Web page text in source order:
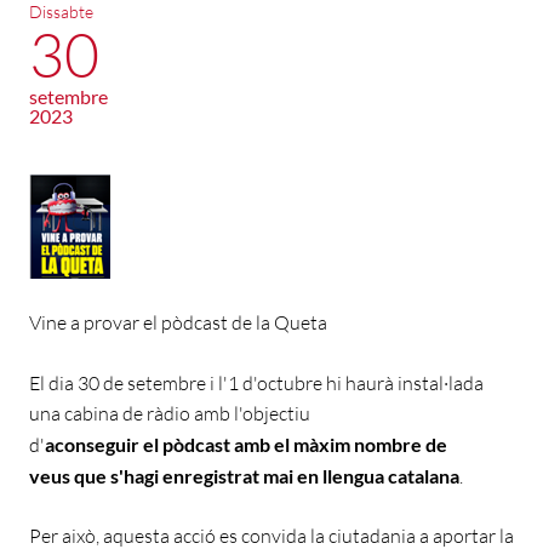
Dissabte
30
setembre
2023
Vine a provar el pòdcast de la Queta
El dia 30 de setembre i l'1 d'octubre hi haurà instal·lada
una cabina de ràdio amb l'objectiu
d'aconseguir el pòdcast amb el màxim nombre de
veus que s'hagi enregistrat mai en llengua catalana.
Per això, aquesta acció es convida la ciutadania a aportar la